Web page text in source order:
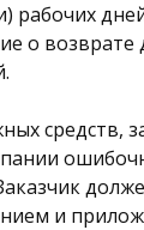
рабочих
о
средств,
и